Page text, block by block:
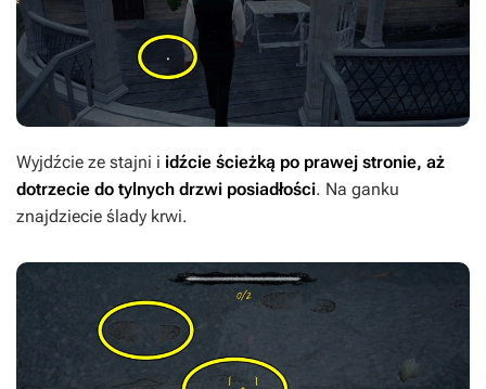
Wyjdźcie ze stajni i idźcie ścieżką po prawej stronie, aż
dotrzecie do tylnych drzwi posiadłości. Na ganku
znajdziecie ślady krwi.